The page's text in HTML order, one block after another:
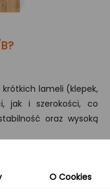
lameli (klepek,
jak i szerokości, co
oraz wysoką
sposób naturalny –
nadając
O Cookies